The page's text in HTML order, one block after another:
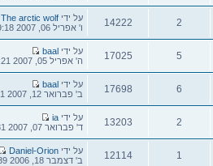
תגובות
צפיות
2
תגובות
14222
צפיות
הודעה
אחרונה
על ידיThe arctic wolf
ו' אפריל 06, 2007 9:18 am
5
תגובות
17025
צפיות
הודעה
אחרונה
על ידיbaal
ה' אפריל 05, 2007 10:21 pm
6
תגובות
17698
צפיות
הודעה
אחרונה
על ידיbaal
ב' פברואר 12, 2007 5:11 pm
2
תגובות
13203
צפיות
הודעה
אחרונה
על ידיia
ד' פברואר 07, 2007 11:31 pm
1
12114
הודעה
אחרונה
על ידיDaniel-Orion
ב' דצמבר 18, 2006 9:39 am